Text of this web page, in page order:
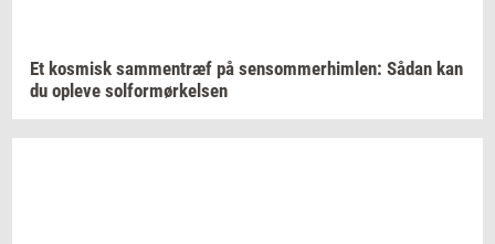
Et kos­misk sam­men­træf på sen­som­mer­him­len: Sådan kan
du op­le­ve sol­for­mør­kel­sen